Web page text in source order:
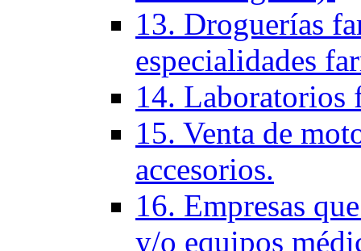
13. Droguerías
especialidades
14. Laboratorios
15. Venta de
accesorios.
16. Empresas
y/o equipos